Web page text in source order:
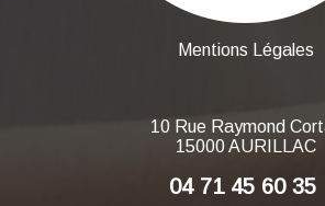
Mentions Légales
10 Rue Raymond
15000 AURILLAC
04 71 45 60 35